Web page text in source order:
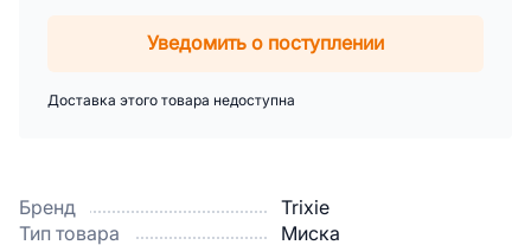
Бренд
Trixie
Тип товара
Миска
Уведомить о поступлении
Доставка этого товара недоступна